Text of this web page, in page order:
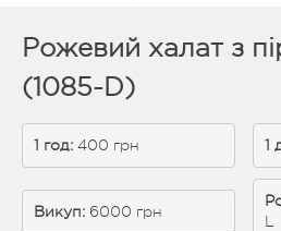
Рожевий халат з
(1085-D)
1 год: 400 грн 1
Викуп: 6000 грн
L